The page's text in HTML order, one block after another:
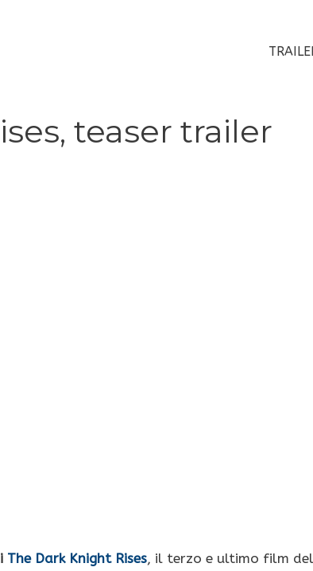
teaser trailer
The Dark Knight Rises, il terzo e ultimo film